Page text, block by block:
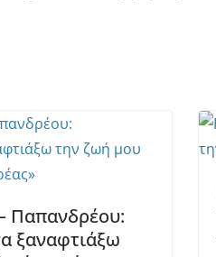
Παπανδρέου:
ξαναφτιάξω